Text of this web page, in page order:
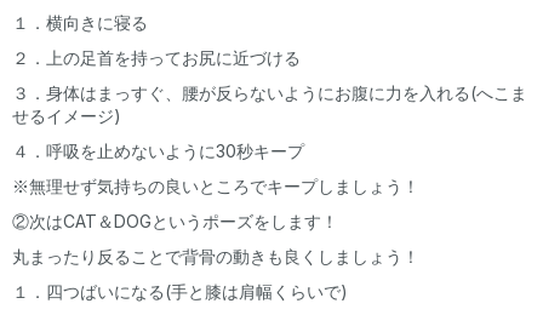
１．横向きに寝る
２．上の足首を持ってお尻に近づける
３．身体はまっすぐ、腰が反らないようにお腹に力を入れる(へこま
せるイメージ)
４．呼吸を止めないように30秒キープ
※無理せず気持ちの良いところでキープしましょう！
②次はCAT＆DOGというポーズをします！
丸まったり反ることで背骨の動きも良くしましょう！
１．四つばいになる(手と膝は肩幅くらいで)